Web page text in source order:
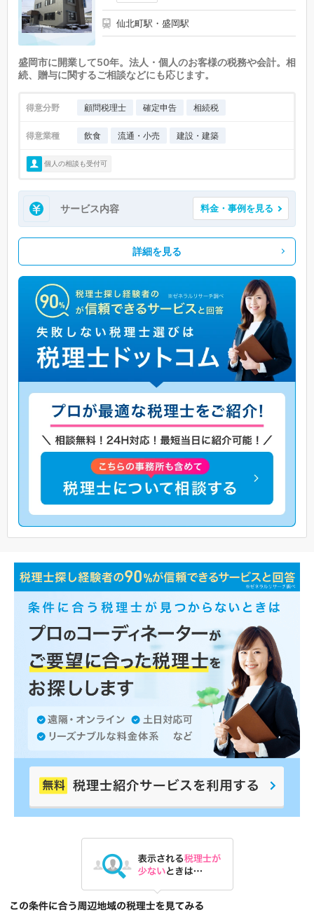
仙北町駅・盛岡駅
盛岡市に開業して50年。法人・個人のお客様の税務や会計。相
続、贈与に関するご相談などにも応じます。
得意分野 顧問税理士 確定申告 相続税
得意業種 飲食 流通・小売 建設・建築
個人の相談も受付可
サービス内容 料金・事例を見る
詳細を見る